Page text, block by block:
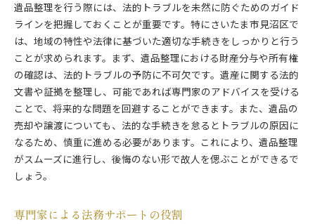
遺品整理を行う際には、法的トラブルを未然に防ぐためのガイド
ラインを把握しておくことが重要です。特にさいたま市見沼区で
は、地域の特性や法律に基づいた適切な手続きをしっかりと行う
ことが求められます。まず、遺品整理における財産分与や所有権
の確認は、法的トラブルの予防に不可欠です。遺産に関する法的
文書や証拠を整理し、可能であれば専門家のアドバイスを受ける
ことで、将来的な問題を回避することができます。また、遺品の
売却や譲渡についても、法的な手続きを怠るとトラブルの原因に
なるため、慎重に進める必要があります。これにより、遺品整理
がスムーズに進行し、後悔のない形で故人を偲ぶことができるで
しょう。
専門家による法務サポートの役割